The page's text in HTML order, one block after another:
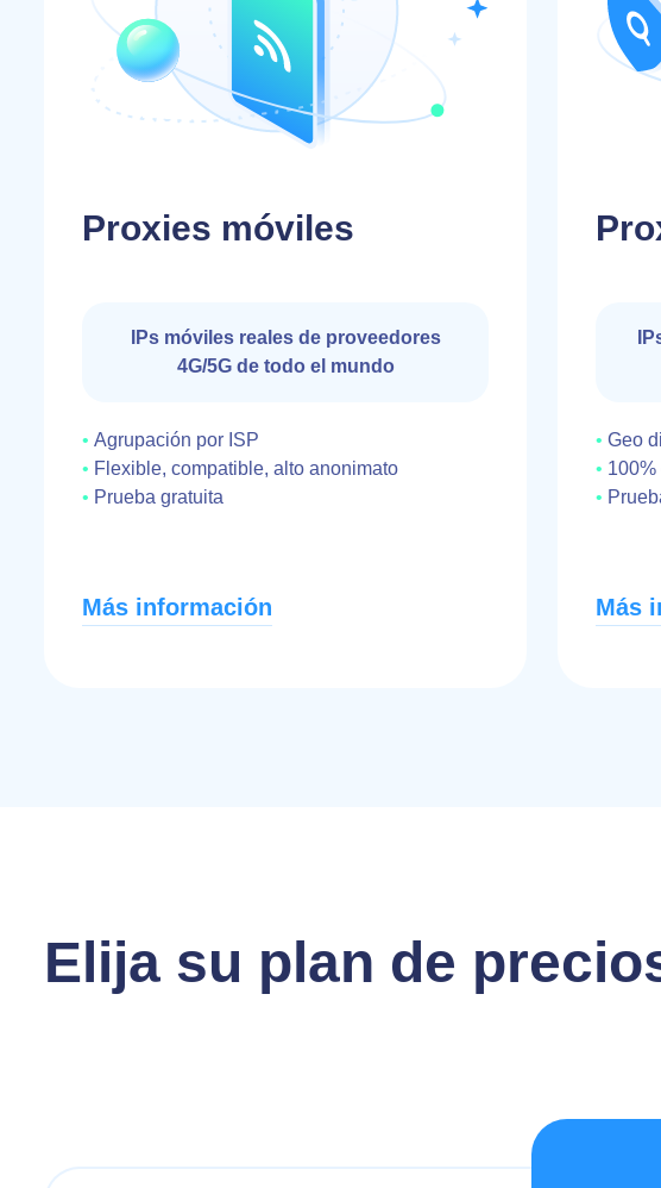
Proxies móviles
IPs móviles reales de proveedores
4G/5G de todo el mundo
Agrupación por ISP
Flexible, compatible, alto anonimato
Prueba gratuita
Más información
Geo
100%
Más
Elija su plan de